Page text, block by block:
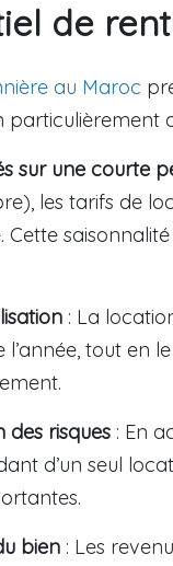
de
au Maroc
particulièrement
sur une courte
les tarifs de
Cette
: La
tout en
des risques : En
d’un seul
bien : Les